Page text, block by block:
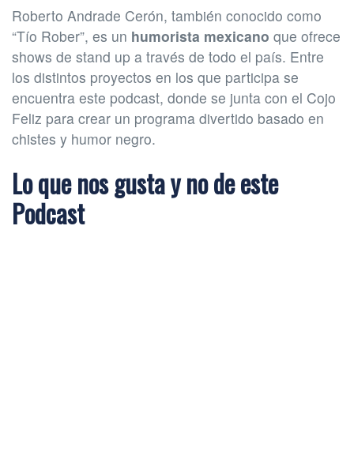
Roberto Andrade Cerón, también conocido como
“Tío Rober”, es un humorista mexicano que ofrece
shows de stand up a través de todo el país. Entre
los distintos proyectos en los que participa se
encuentra este podcast, donde se junta con el Cojo
Feliz para crear un programa divertido basado en
chistes y humor negro.
Lo que nos gusta y no de este
Podcast